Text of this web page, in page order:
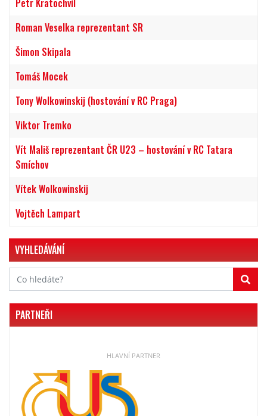
PARTNEŘI
HLAVNÍ PARTNER
Petr Kratochvíl
Roman Veselka reprezentant SR
Šimon Skipala
Tomáš Mocek
Tony Wolkowinskij (hostování v RC Praga)
Viktor Tremko
Vít Mališ reprezentant ČR U23 – hostování v RC Tatara
Smíchov
Vítek Wolkowinskij
Vojtěch Lampart
VYHLEDÁVÁNÍ